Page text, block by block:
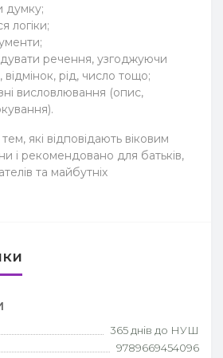
думку;
логіки;
речення, узгоджуючи
рід, число тощо;
висловлювання (опис,
які відповідають віковим
і рекомендовано для батьків,
та майбутніх
365 днів до НУШ
9789669454096